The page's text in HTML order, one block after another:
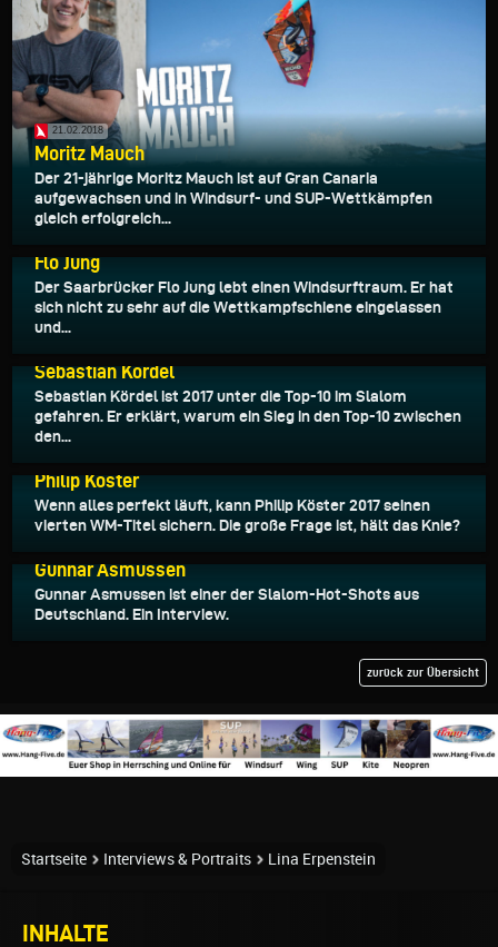
21.02.2018
Moritz Mauch
Der 21-jährige Moritz Mauch ist auf Gran Canaria
aufgewachsen und in Windsurf- und SUP-Wettkämpfen
gleich erfolgreich...
Flo Jung
Der Saarbrücker Flo Jung lebt einen Windsurftraum. Er hat
sich nicht zu sehr auf die Wettkampfschiene eingelassen
und...
Sebastian Kördel
Sebastian Kördel ist 2017 unter die Top-10 im Slalom
gefahren. Er erklärt, warum ein Sieg in den Top-10 zwischen
den...
Philip Köster
Wenn alles perfekt läuft, kann Philip Köster 2017 seinen
vierten WM-Titel sichern. Die große Frage ist, hält das Knie?
Gunnar Asmussen
Gunnar Asmussen ist einer der Slalom-Hot-Shots aus
Deutschland. Ein Interview.
zurück zur Übersicht
Startseite Interviews & Portraits Lina Erpenstein
INHALTE